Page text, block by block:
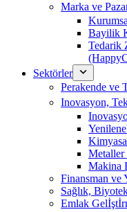
Marka ve
Bayilik
Tedarik
Sektörler
Perakende ve
Inovasyon,
Makina
Finansman ve
Sağlık,
Emlak